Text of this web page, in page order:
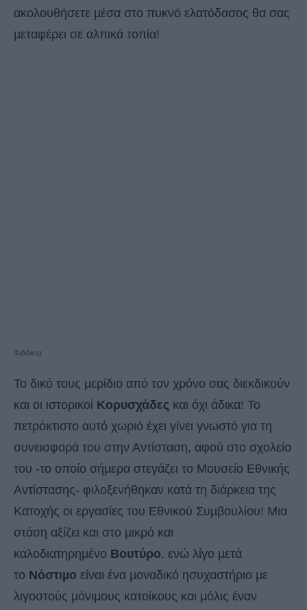
ακολουθήσετε µέσα στο πυκνό ελατόδασος θα σας
µεταφέρει σε αλπικά τοπία!
Φιδάκια
Το δικό τους µερίδιο από τον χρόνο σας διεκδικούν
και οι ιστορικοί Κορυσχάδες και όχι άδικα! Το
πετρόκτιστο αυτό χωριό έχει γίνει γνωστό για τη
συνεισφορά του στην Αντίσταση, αφού στο σχολείο
του -το οποίο σήµερα στεγάζει το Μουσείο Εθνικής
Αντίστασης- φιλοξενήθηκαν κατά τη διάρκεια της
Κατοχής οι εργασίες του Εθνικού Συµβουλίου! Μια
στάση αξίζει και στο µικρό και
καλοδιατηρηµένο Βουτύρο, ενώ λίγο µετά
το Νόστιµο είναι ένα µοναδικό ησυχαστήριο µε
λιγοστούς µόνιµους κατοίκους και µόλις έναν